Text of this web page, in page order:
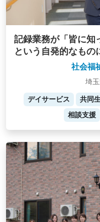
記録業務が「皆に知
という自発的なもの
社会福
埼
デイサービス 共同
相談支援